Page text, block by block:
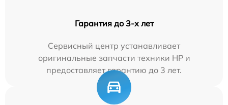
Гарантия до 3-х лет
Сервисный центр устанавливает
оригинальные запчасти техники HP и
предоставляет гарантию до 3 лет.